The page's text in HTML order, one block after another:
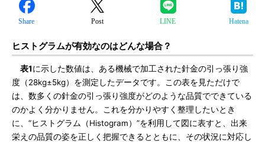
Share Post LINE Hatena
ヒストグラムが有効なのはどんな場合？
表1に示した数値は、ある機械で加工された針金の引っ張り強
度（28kg±5kg）を測定したデータです。この表を見ただけで
は、数多くの針金の引っ張り強度がどのような品質でできている
のかよく分かりません。これを分かりやすく整理したいとき
に、“ヒストグラム（Histogram）”を利用して図に表すと、出来
栄えの品質の姿を正しく把握できるとともに、その状況に対応し